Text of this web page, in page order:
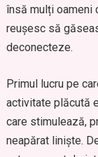
însă mulți oameni
reușesc să
deconecteze.
Primul lucru pe
activitate plăcută
care stimulează,
neapărat liniște.